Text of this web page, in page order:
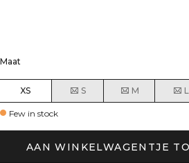
Maat
XS S M L
Few in stock
AAN WINKELWAGENTJE